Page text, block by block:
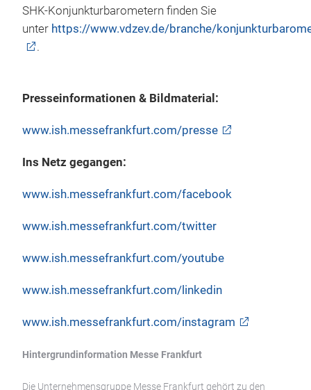
SHK-Konjunkturbarometern finden Sie
unter https://www.vdzev.de/branche/
.
Presseinformationen & Bildmaterial:
www.ish.messefrankfurt.com/presse
Ins Netz gegangen:
www.ish.messefrankfurt.com/facebook
www.ish.messefrankfurt.com/twitter
www.ish.messefrankfurt.com/youtube
www.ish.messefrankfurt.com/linkedin
www.ish.messefrankfurt.com/instagram
Hintergrundinformation Messe Frankfurt
Die Unternehmensgruppe Messe Frankfurt gehört zu den